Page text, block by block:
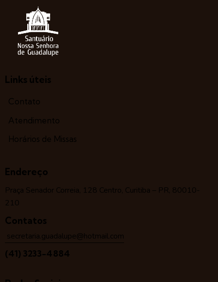
Links úteis
Contato
Atendimento
Horários de Missas
Endereço
Praça Senador Correia, 128 Centro, Curitiba – PR, 80010-
210
Contatos
secretaria.guadalupe@hotmail.com
(41) 3233-4884